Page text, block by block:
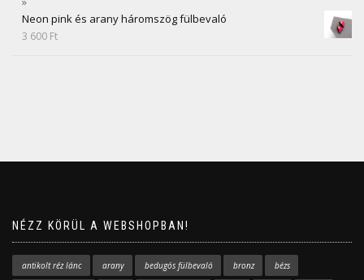
Neon pink és arany háromszög fülbevaló
3 600 Ft
NÉZZ KÖRÜL A WEBSHOPBAN!
antikolt réz lánc arany bedugós fülbevaló bronz bézs